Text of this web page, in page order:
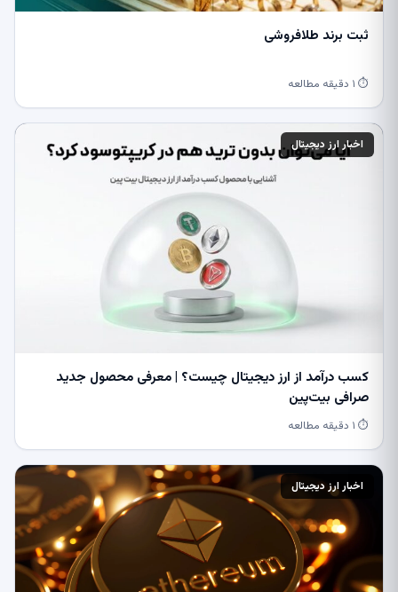
ثبت برند طلافروشی
⏱ ۱ دقیقه مطالعه
اخبار ارز دیجیتال
کسب درآمد از ارز دیجیتال چیست؟ | معرفی محصول جدید
صرافی بیت‌پین
⏱ ۱ دقیقه مطالعه
اخبار ارز دیجیتال